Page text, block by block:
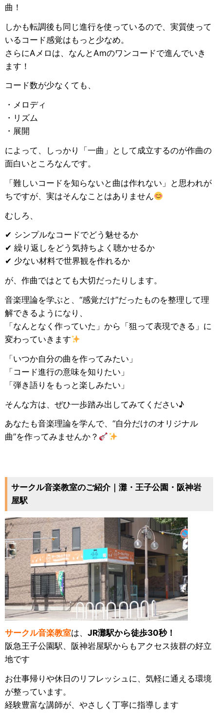
曲！
しかも転調後も同じ進行を使っているので、実質使って
いるコード感覚はもっと少なめ。
さらにAメロは、なんとAmのワンコードで進んでいき
ます！
コード数が少なくても、
・メロディ
・リズム
・展開
によって、しっかり「一曲」として成立するのが作曲の
面白いところなんです。
「難しいコードを知らないと曲は作れない」と思われが
ちですが、実はそんなことはありません
むしろ、
✔ シンプルなコードでどう魅せるか
✔ 繰り返しをどう気持ちよく聴かせるか
✔ 少ない材料で世界観を作れるか
が、作曲ではとても大切だったりします。
音楽理論を学ぶと、“感覚だけ”だったものを整理して理
解できるようになり、
「なんとなく作っていた」から「狙って表現できる」に
変わっていきます
「いつか自分の曲を作ってみたい」
「コード進行の意味を知りたい」
「弾き語りをもっと楽しみたい」
そんな方は、ぜひ一歩踏み出してみてください♪
あなたも音楽理論を学んで、“自分だけのオリジナル
曲”を作ってみませんか？
サークル音楽教室のご紹介｜灘・王子公園・阪神岩
屋駅
サークル音楽教室は、 JR灘駅から徒歩30秒！
阪急王子公園駅、阪神岩屋駅からもアクセス抜群の好立
地です
お仕事帰りや休日のリフレッシュに、気軽に通える環境
が整っています。
経験豊富な講師が、やさしく丁寧に指導します